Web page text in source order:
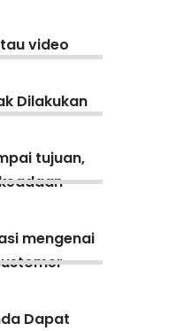
video
Dilakukan
tujuan,
mengenai
Dapat